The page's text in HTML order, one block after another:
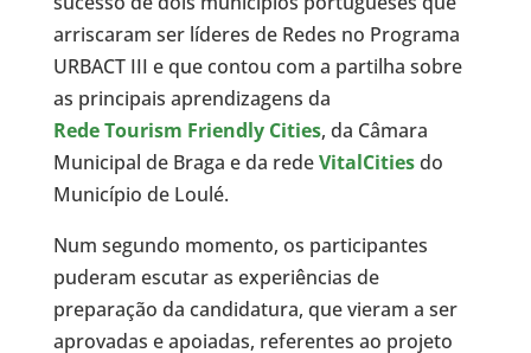
arriscaram ser líderes de Redes no Programa
URBACT III e que contou com a partilha sobre
as principais aprendizagens da
Rede Tourism Friendly Cities, da Câmara
Municipal de Braga e da redeVitalCitiesdo
Município de Loulé.
Num segundo momento, os participantes
puderam escutar as experiências de
preparação da candidatura, que vieram a ser
aprovadas e apoiadas, referentes ao projeto